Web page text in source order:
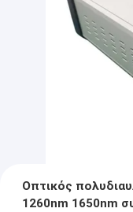
Οπτικός
1260nm 1650nm